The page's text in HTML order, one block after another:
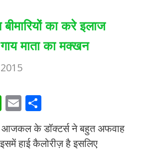
का करे इलाज
माता का मक्खन
W
h
at
E
m
ai
h
ar
के डॉक्टर्स ने बहुत अफवाह
हाई कैलोरीज़ है इसलिए